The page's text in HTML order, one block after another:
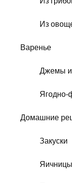
Из
Варенье
Джемы
Ягодно-
Домашние
Закуски